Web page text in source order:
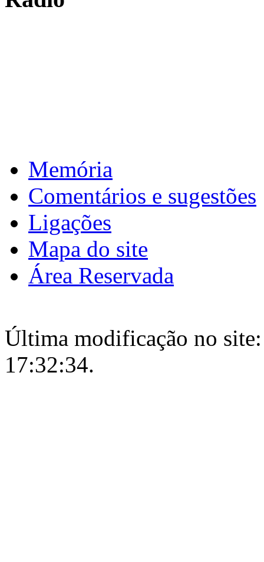
: de 16 a 17 de fevereiro de 2026 >
Memória
Comentários e sugestões
Ligações
Mapa do site
Área Reservada
Última modificação no
17:32:34.